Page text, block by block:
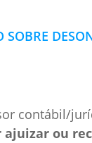
SOBRE
contábil/
ajuizar ou